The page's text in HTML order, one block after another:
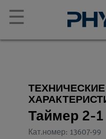
☰
ТЕХНИЧЕСКИЕ
Таймер 2-1
Кат.номер: 13607-99